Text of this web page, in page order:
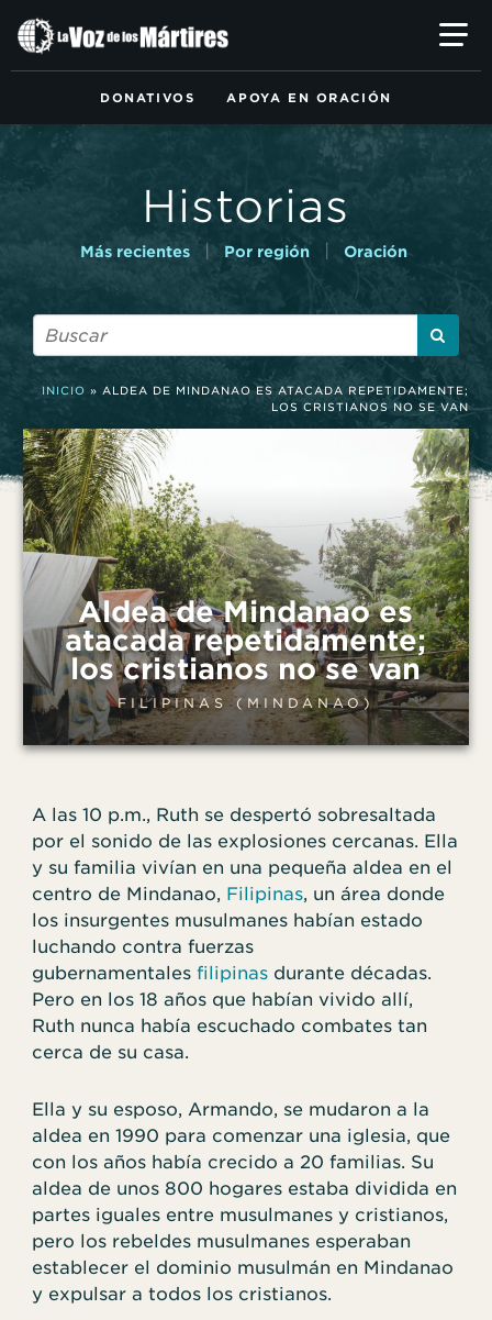
contenido
principal
DONATIVOS APOYA EN ORACIÓN
Historias
Más recientes | Por región Oración
INICIO » ALDEA DE MINDANAO ES ATACADA REPETIDAMENTE;
LOS CRISTIANOS NO SE VAN
Aldea de Mindanao es
atacada repetidamente;
los cristianos no se van
FILIPINAS (MINDANAO)
A las 10 p.m., Ruth se despertó sobresaltada
por el sonido de las explosiones cercanas. Ella
y su familia vivían en una pequeña aldea en el
centro de Mindanao, Filipinas, un área donde
los insurgentes musulmanes habían estado
luchando contra fuerzas
gubernamentalesfilipinas durante décadas.
Pero en los 18 años que habían vivido allí,
Ruth nunca había escuchado combates tan
cerca de su casa.
Ella y su esposo, Armando, se mudaron a la
aldea en 1990 para comenzar una iglesia, que
con los años había crecido a 20 familias. Su
aldea de unos 800 hogares estaba dividida en
partes iguales entre musulmanes y cristianos,
pero los rebeldes musulmanes esperaban
establecer el dominio musulmán en Mindanao
y expulsar a todos los cristianos.